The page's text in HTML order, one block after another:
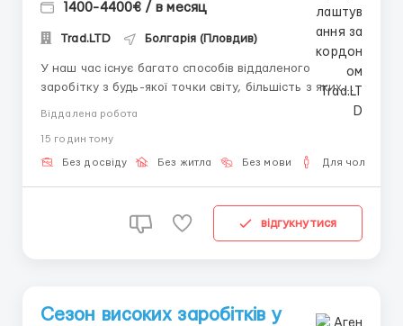
1400-4400€ / в месяц
Trad.LTD Болгарія (Пловдив)
У наш час існує багато способів віддаленого
заробітку з будь-якої точки світу, більшість з яких
вимагають спеціальної освіти або великого досвіду,
змінити ваше фінансове здоров'я!Це саме те, що ми
можемо вам запропонувати!--------------------------
Віддалена робота
15 годин тому
Без досвіду Без житла Без мови Для чоловіків
відгукнутися
Сезон високих заробітків у